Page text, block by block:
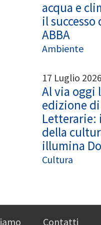
acqua e
il
ABBA
Ambiente
17 Luglio 2026
Al via oggi
edizione
Letterarie:
della
illumina
Cultura
Contatti